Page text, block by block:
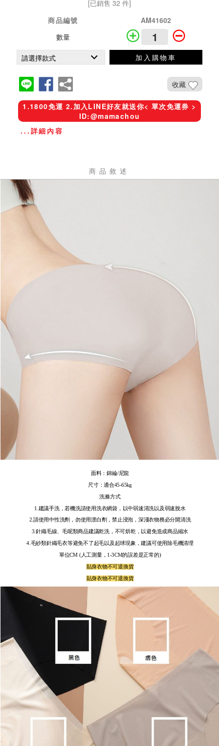
[已銷售 32 件]
商品編號
AM41602
數量
加入購物車
收藏
1.1800免運 2.加入LINE好友就送你< 單次免運券 >
ID:@mamachou
...詳細內容
商品敘述